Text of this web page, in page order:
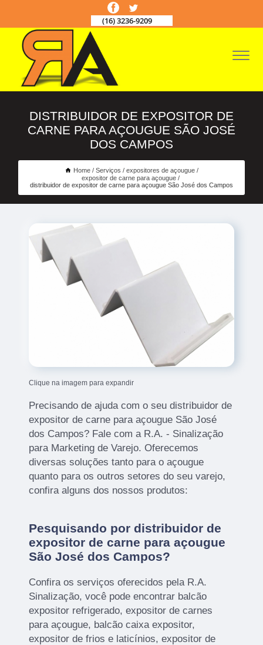
(16) 3236-9209
DISTRIBUIDOR DE EXPOSITOR DE
CARNE PARA AÇOUGUE SÃO JOSÉ
DOS CAMPOS
Home Serviços
expositores de açougue
expositor de carne para açougue
distribuidor de expositor de carne para açougue São José dos Campos
Clique na imagem para expandir
Precisando de ajuda com o seu distribuidor de
expositor de carne para açougue São José
dos Campos? Fale com a R.A. - Sinalização
para Marketing de Varejo. Oferecemos
diversas soluções tanto para o açougue
quanto para os outros setores do seu varejo,
confira alguns dos nossos produtos:
Pesquisando por distribuidor de
expositor de carne para açougue
São José dos Campos?
Confira os serviços oferecidos pela R.A.
Sinalização, você pode encontrar balcão
expositor refrigerado, expositor de carnes
para açougue, balcão caixa expositor,
expositor de frios e laticínios, expositor de